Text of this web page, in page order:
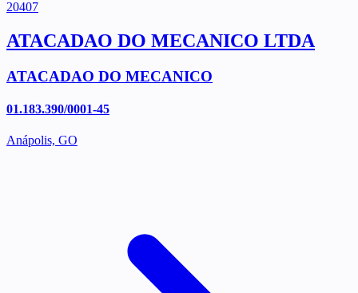
20407
ATACADAO DO MECANICO LTDA
ATACADAO DO MECANICO
01.183.390/0001-45
Anápolis, GO